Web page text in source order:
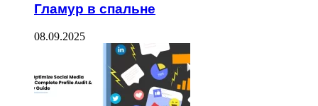
Гламур в спальне
08.09.2025